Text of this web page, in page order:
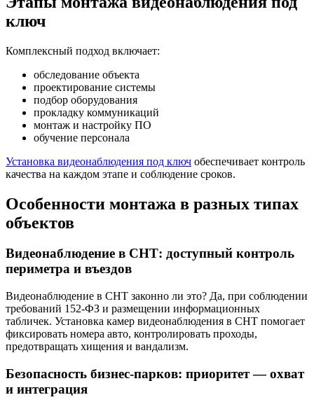
ключ
Комплексный подход включает:
обследование объекта
проектирование системы
подбор оборудования
прокладку коммуникаций
монтаж и настройку ПО
обучение персонала
Установка видеонаблюдения под ключ обеспечивает контроль
качества на каждом этапе и соблюдение сроков.
Особенности монтажа в разных типах
объектов
Видеонаблюдение в СНТ: доступный контроль
периметра и въездов
Видеонаблюдение в СНТ законно ли это? Да, при соблюдении
требований 152-ФЗ и размещении информационных
табличек. Установка камер видеонаблюдения в СНТ помогает
фиксировать номера авто, контролировать проходы,
предотвращать хищения и вандализм.
Безопасность бизнес-парков: приоритет — охват
и интеграция